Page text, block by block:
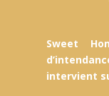
Sweet
intervient